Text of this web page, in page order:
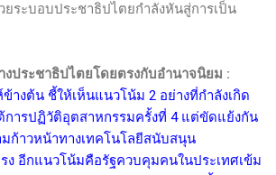
ยระบอบประชาธิปไตยกำลังหันสู่การเป็น
งประชาธิปไตยโดยตรงกับอำนาจนิยม :
ข้างต้น ชี้ให้เห็นแนวโน้ม 2 อย่างที่กำลังเกิด
ารปฏิวัติอุตสาหกรรมครั้งที่ 4 แต่ขัดแย้งกัน
ก้าวหน้าทางเทคโนโลยีสนับสนุน
ง อีกแนวโน้มคือรัฐควบคุมคนในประเทศเข้ม